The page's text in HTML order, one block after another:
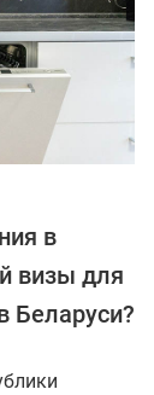
в
визы для
Беларуси?